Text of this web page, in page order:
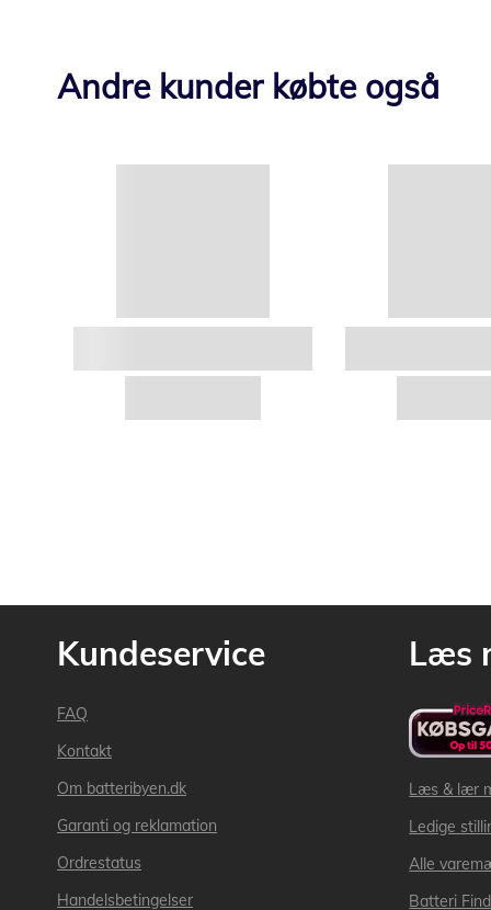
Andre kunder købte også
Kundeservice
FAQ
Kontakt
Om batteribyen.dk
Garanti og reklamation
Ordrestatus
Handelsbetingelser
Læs
Læs & lær
Ledige
Alle
Batteri